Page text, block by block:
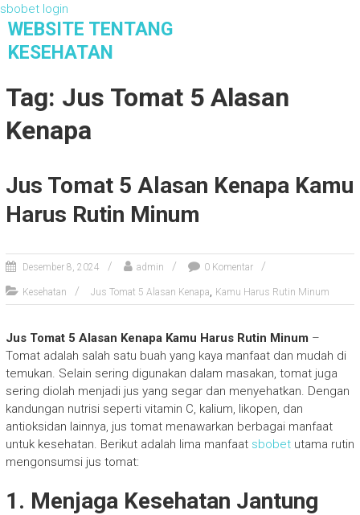
sbobet login
WEBSITE TENTANG
KESEHATAN
Tag: Jus Tomat 5 Alasan
Kenapa
Jus Tomat 5 Alasan Kenapa Kamu
Harus Rutin Minum
Desember 8, 2024 admin 0 Komentar
Kesehatan Jus Tomat 5 Alasan Kenapa, Kamu Harus Rutin Minum
Jus Tomat 5 Alasan Kenapa Kamu Harus Rutin Minum –
Tomat adalah salah satu buah yang kaya manfaat dan mudah di
temukan. Selain sering digunakan dalam masakan, tomat juga
sering diolah menjadi jus yang segar dan menyehatkan. Dengan
kandungan nutrisi seperti vitamin C, kalium, likopen, dan
antioksidan lainnya, jus tomat menawarkan berbagai manfaat
untuk kesehatan. Berikut adalah lima manfaat sbobetutama rutin
mengonsumsi jus tomat:
1. Menjaga Kesehatan Jantung